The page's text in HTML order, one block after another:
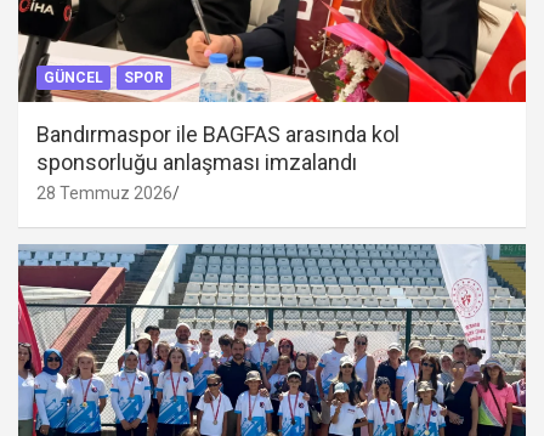
GÜNCEL SPOR
Bandırmaspor ile BAGFAS arasında kol
sponsorluğu anlaşması imzalandı
28 Temmuz 2026